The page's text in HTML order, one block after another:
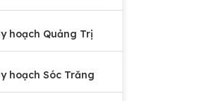
hoạch Quảng Trị
hoạch Sóc Trăng